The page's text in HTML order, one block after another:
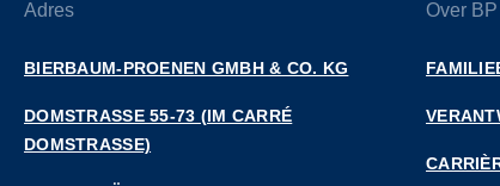
Adres
BIERBAUM-PROENEN GMBH & CO. KG
DOMSTRASSE 55-73 (IM CARRÉ D
OMSTRASSE)
Over BP